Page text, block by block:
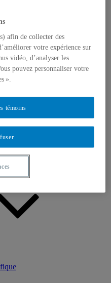
afin de collecter des
votre expérience sur
vidéo, d’analyser les
pouvez personnaliser votre
».
témoins